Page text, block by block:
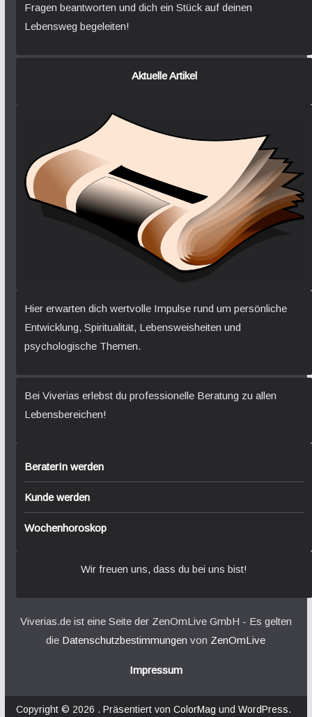
Fragen beantworten und dich ein Stück auf deinen
Lebensweg begeleiten!
Aktuelle Artikel
Hier erwarten dich wertvolle Impulse rund um persönliche
Entwicklung, Spiritualität, Lebensweisheiten und
psychologische Themen.
Bei Viverias erlebst du professionelle Beratung zu allen
Lebensbereichen!
BeraterIn werden
Kunde werden
Wochenhoroskop
Wir freuen uns, dass du bei uns bist!
Viverias.de ist eine Seite der ZenOmLive GmbH - Es gelten
die Datenschutzbestimmungen von ZenOmLive
Impressum
Copyright © 2026 . Präsentiert von ColorMag und WordPress.